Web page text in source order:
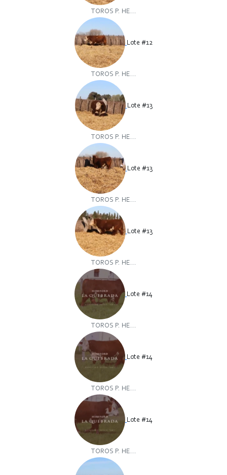
TOROS P. HE...
Lote #12
TOROS P. HE...
Lote #13
TOROS P. HE...
Lote #13
TOROS P. HE...
Lote #13
TOROS P. HE...
Lote #14
TOROS P. HE...
Lote #14
TOROS P. HE...
Lote #14
TOROS P. HE...